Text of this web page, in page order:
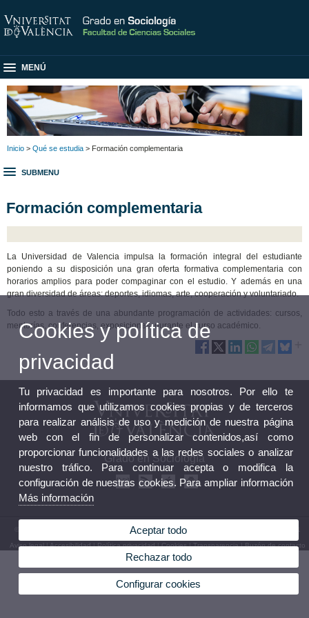
MENÚ
Inicio > Qué se estudia > Formación complementaria
SUBMENU
Formación complementaria
La Universidad de Valencia impulsa la formación integral del estudiante
poniendo a su disposición una gran oferta formativa complementaria con
horarios amplios para poder compaginar con el estudio. Y además en una
gran diversidad de áreas: deportes, idiomas, arte, cooperación y voluntariado.
Todo esto a través de una abundante programación de actividades: cursos,
mentorías, conferencias, exposiciones durante el curso académico.
Grado en Sociología
© 2026 UV. - Avinguda Tarongers, 4b 46021 València. Tel.: 96 3828500 Fax: 96 3828501
Aviso legal|Accesibilidad|Política privacidad|Cookies|Transparencia|Buzón de contacto
Cookies y política de
privacidad
Tu privacidad es importante para nosotros. Por ello te
informamos que utilizamos cookies propias y de terceros
para realizar análisis de uso y medición de nuestra página
web con el fin de personalizar contenidos,así como
proporcionar funcionalidades a las redes sociales o analizar
nuestro tráfico. Para continuar acepta o modifica la
configuración de nuestras cookies. Para ampliar información
Más información
Aceptar todo
Rechazar todo
Configurar cookies